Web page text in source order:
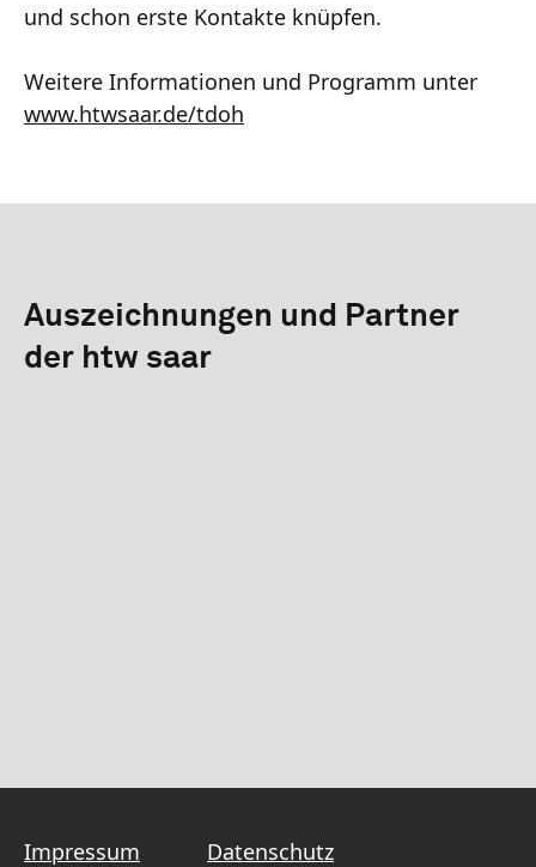
und schon erste Kontakte knüpfen.
Weitere Informationen und Programm unter
www.htwsaar.de/tdoh
Auszeichnungen und Partner
der htw saar
Impressum
Datenschutz